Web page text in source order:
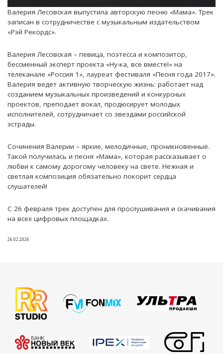
Валерия Лесовская выпустила авторскую песню «Мама». Трек
записан в сотрудничестве с музыкальным издательством
«Рэй Рекордс».
Валерия Лесовская – певица, поэтесса и композитор,
бессменный эксперт проекта «Ну-ка, все вместе!» на
телеканале «Россия 1», лауреат фестиваля «Песня года 2017».
Валерия ведет активную творческую жизнь: работает над
созданием музыкальных произведений и конкурсных
проектов, преподает вокал, продюсирует молодых
исполнителей, сотрудничает со звездами российской
эстрады.
Сочинения Валерии – яркие, мелодичные, проникновенные.
Такой получилась и песня «Мама», которая рассказывает о
любви к самому дорогому человеку на свете. Нежная и
светлая композиция обязательно покорит сердца
слушателей!
С 26 февраля трек доступен для прослушивания и скачивания
на всех цифровых площадках.
26.02.2026